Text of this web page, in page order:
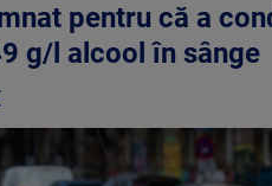
pentru că a
g/l alcool în sânge